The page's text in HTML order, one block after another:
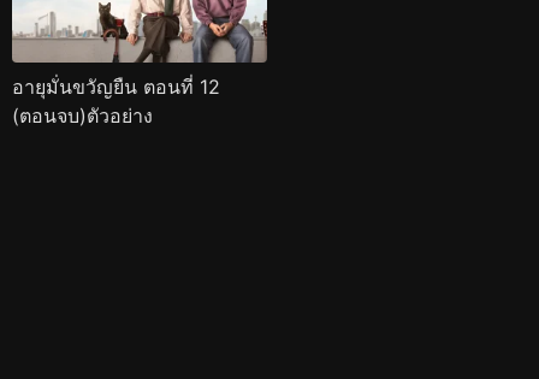
อายุมั่นขวัญยืน ตอนที่ 12
(ตอนจบ)ตัวอย่าง